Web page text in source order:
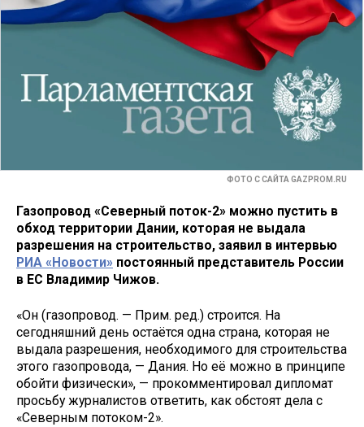
ФОТО С САЙТА GAZPROM.RU
Газопровод «Северный поток-2» можно пустить в
обход территории Дании, которая не выдала
разрешения на строительство, заявил в интервью
РИА «Новости» постоянный представитель России
в ЕС Владимир Чижов.
«Он (газопровод. — Прим. ред.) строится. На
сегодняшний день остаётся одна страна, которая не
выдала разрешения, необходимого для строительства
этого газопровода, — Дания. Но её можно в принципе
обойти физически», — прокомментировал дипломат
просьбу журналистов ответить, как обстоят дела с
«Северным потоком-2».